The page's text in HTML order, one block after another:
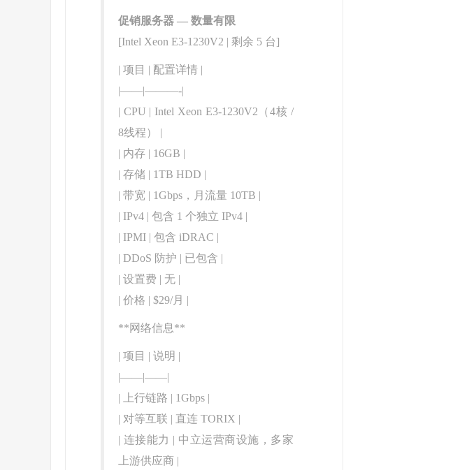
促销服务器 — 数量有限
[Intel Xeon E3-1230V2 | 剩余 5 台]
| 项目 | 配置详情 |
|——|———-|
| CPU | Intel Xeon E3-1230V2（4核 /
8线程） |
| 内存 | 16GB |
| 存储 | 1TB HDD |
| 带宽 | 1Gbps，月流量 10TB |
| IPv4 | 包含 1 个独立 IPv4 |
| IPMI | 包含 iDRAC |
| DDoS 防护 | 已包含 |
| 设置费 | 无 |
| 价格 | $29/月 |
**网络信息**
| 项目 | 说明 |
|——|——|
| 上行链路 | 1Gbps |
| 对等互联 | 直连 TORIX |
| 连接能力 | 中立运营商设施，多家
上游供应商 |